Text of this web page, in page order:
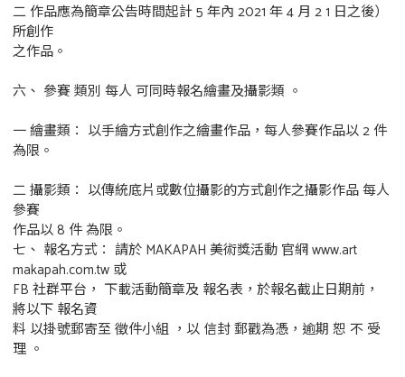
二 作品應為簡章公告時間起計 5 年內 2021 年 4 月 2 1 日之後）
所創作
之作品。
六、 參賽 類別 每人 可同時報名繪畫及攝影類 。
一 繪畫類： 以手繪方式創作之繪畫作品，每人參賽作品以 2 件
為限。
二 攝影類： 以傳統底片或數位攝影的方式創作之攝影作品 每人
參賽
作品以 8 件 為限。
七、 報名方式： 請於 MAKAPAH 美術獎活動 官網 www.art
makapah.com.tw 或
FB 社群平台， 下載活動簡章及 報名表，於報名截止日期前，
將以下 報名資
料 以掛號郵寄至 徵件小組 ，以 信封 郵戳為憑，逾期 恕 不 受
理 。